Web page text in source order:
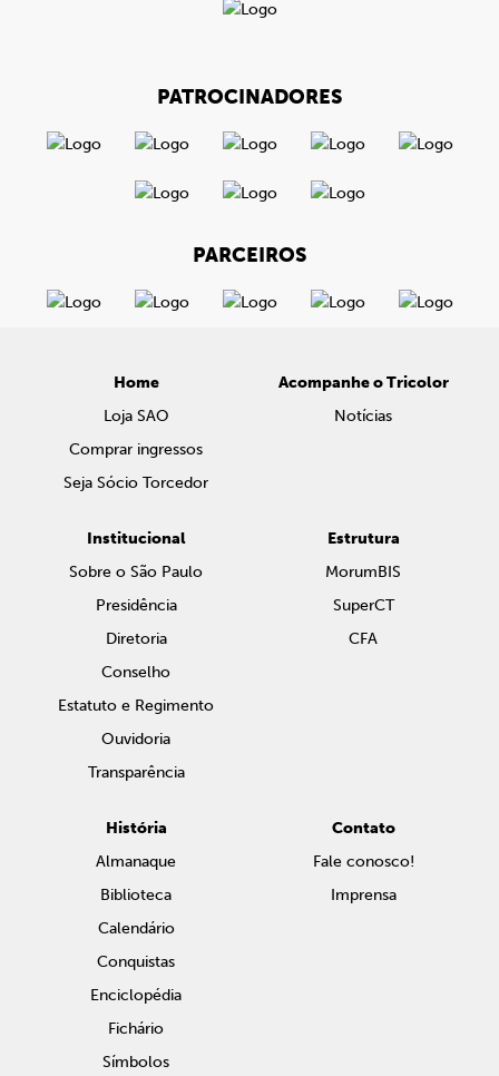
PATROCINADORES
PARCEIROS
Home
Loja SAO
Comprar ingressos
Seja Sócio Torcedor
Acompanhe o Tricolor
Notícias
Institucional
Sobre o São Paulo
Presidência
Diretoria
Conselho
Estatuto e Regimento
Ouvidoria
Transparência
Estrutura
MorumBIS
SuperCT
CFA
História
Almanaque
Biblioteca
Calendário
Conquistas
Enciclopédia
Fichário
Símbolos
Contato
Fale conosco!
Imprensa